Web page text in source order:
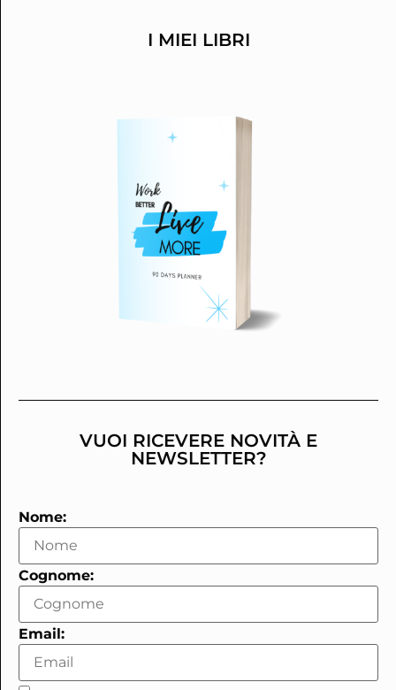
I MIEI LIBRI
VUOI RICEVERE NOVITÀ E
NEWSLETTER?
Nome:
Cognome:
Email: